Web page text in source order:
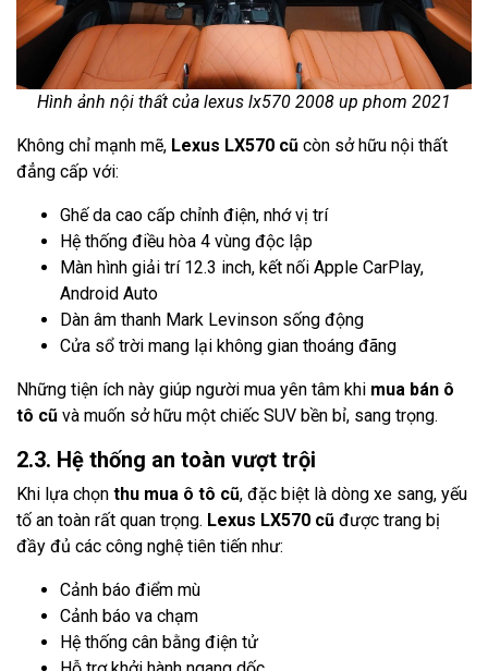
Hình ảnh nội thất của lexus lx570 2008 up phom 2021
Không chỉ mạnh mẽ, Lexus LX570 cũ còn sở hữu nội thất
đẳng cấp với:
Ghế da cao cấp chỉnh điện, nhớ vị trí
Hệ thống điều hòa 4 vùng độc lập
Màn hình giải trí 12.3 inch, kết nối Apple CarPlay,
Android Auto
Dàn âm thanh Mark Levinson sống động
Cửa sổ trời mang lại không gian thoáng đãng
Những tiện ích này giúp người mua yên tâm khi mua bán ô
tô cũ và muốn sở hữu một chiếc SUV bền bỉ, sang trọng.
2.3. Hệ thống an toàn vượt trội
Khi lựa chọn thu mua ô tô cũ, đặc biệt là dòng xe sang, yếu
tố an toàn rất quan trọng. Lexus LX570 cũ được trang bị
đầy đủ các công nghệ tiên tiến như:
Cảnh báo điểm mù
Cảnh báo va chạm
Hệ thống cân bằng điện tử